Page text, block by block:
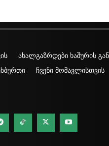
ახალგაზრდები ხაშურის
ჩვენი მომავლისთვის